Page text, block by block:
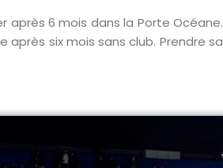
après 6 mois dans la Porte Océane.
six mois sans club. Prendre sa